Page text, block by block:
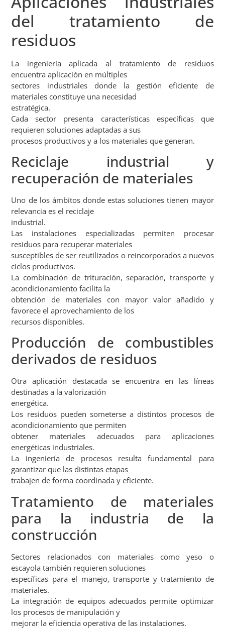
del tratamiento de
residuos
La ingeniería aplicada al tratamiento de residuos
encuentra aplicación en múltiples
sectores industriales donde la gestión eficiente de
materiales constituye una necesidad
estratégica.
Cada sector presenta características específicas que
requieren soluciones adaptadas a sus
procesos productivos y a los materiales que generan.
Reciclaje industrial y
recuperación de materiales
Uno de los ámbitos donde estas soluciones tienen mayor
relevancia es el reciclaje
industrial.
Las instalaciones especializadas permiten procesar
residuos para recuperar materiales
susceptibles de ser reutilizados o reincorporados a nuevos
ciclos productivos.
La combinación de trituración, separación, transporte y
acondicionamiento facilita la
obtención de materiales con mayor valor añadido y
favorece el aprovechamiento de los
recursos disponibles.
Producción de combustibles
derivados de residuos
Otra aplicación destacada se encuentra en las líneas
destinadas a la valorización
energética.
Los residuos pueden someterse a distintos procesos de
acondicionamiento que permiten
obtener materiales adecuados para aplicaciones
energéticas industriales.
La ingeniería de procesos resulta fundamental para
garantizar que las distintas etapas
trabajen de forma coordinada y eficiente.
Tratamiento de materiales
para la industria de la
construcción
Sectores relacionados con materiales como yeso o
escayola también requieren soluciones
específicas para el manejo, transporte y tratamiento de
materiales.
La integración de equipos adecuados permite optimizar
los procesos de manipulación y
mejorar la eficiencia operativa de las instalaciones.